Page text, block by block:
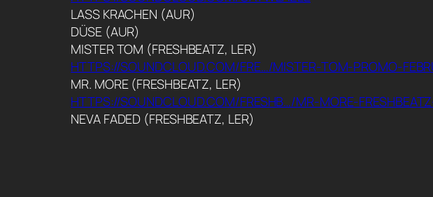
LASS KRACHEN (AUR)
DÜSE (AUR)
MISTER TOM (FRESHBEATZ, LER)
HTTPS://SOUNDCLOUD.COM/FRE…/MISTER-TOM-PROMO-
MR. MORE (FRESHBEATZ, LER)
HTTPS://SOUNDCLOUD.COM/FRESHB…/MR-MORE-
NEVA FADED (FRESHBEATZ, LER)